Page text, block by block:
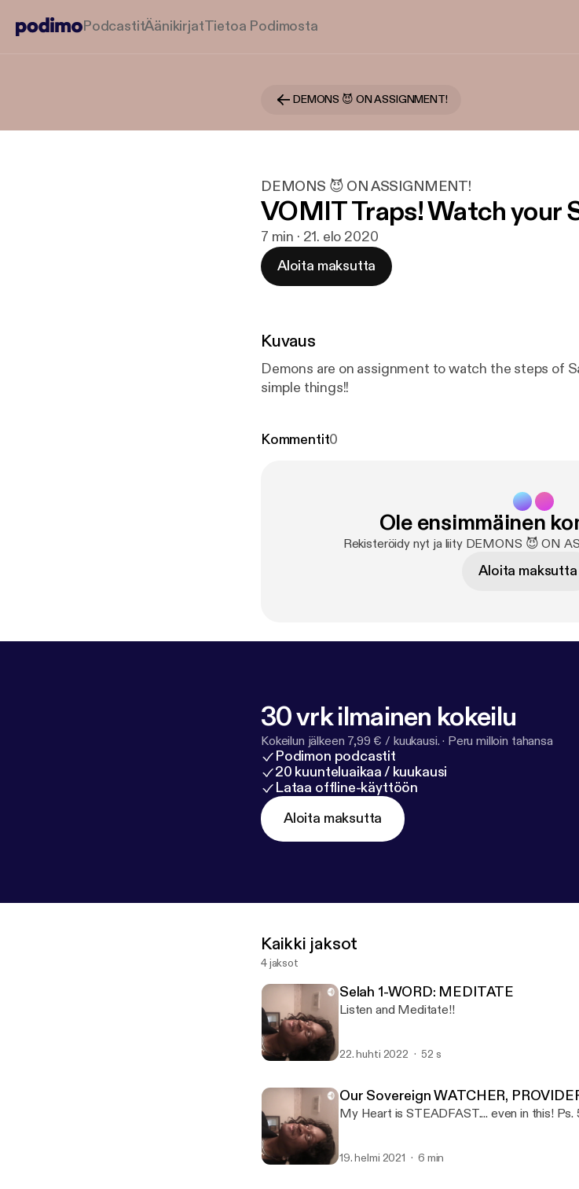
PodcastitÄänikirjatTietoa Podimosta
DEMONS 😈 ON ASSIGNMENT!
DEMONS 😈 ON ASSIGNMENT!
VOMIT Traps! Watch your
7 min · 21. elo 2020
Aloita maksutta
Kuvaus
Demons are on assignment to watch the steps of
simple things!!
Kommentit0
Ole ensimmäinen
Rekisteröidy nyt ja liity DEMONS 😈 ON
Aloita maksutta
30 vrk ilmainen kokeilu
Kokeilun jälkeen 7,99 € / kuukausi. · Peru milloin tahansa
Podimon podcastit
20 kuunteluaikaa / kuukausi
Lataa offline-käyttöön
Aloita maksutta
Kaikki jaksot
4 jaksot
Selah 1-WORD: MEDITATE
Listen and Meditate!!
22. huhti 2022 52 s
Our Sovereign WATCHER,
My Heart is STEADFAST.... even in this! Ps.
19. helmi 2021 6 min